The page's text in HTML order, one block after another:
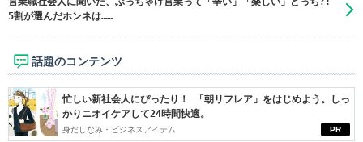
5割が選んだホンネは……
話題のコンテンツ
PR
忙しい新社会人にぴったり！ 「朝リフレア」をはじめよう。しっ
かりニオイケアして24時間快適。
身だしなみ・ビジネスアイテム